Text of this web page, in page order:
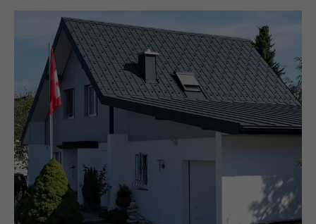
FORMÅL
Bruges som en test, for at kontrollere, om
browseren tillader indstillinger af cookies.
Indeholder ingen identifikatorer.
UDBYDER LinkedIn
FORLØB Session
FORMÅL
Indstilles af LinkedIn, når et websted
indeholder et indlejret "Følg os"-vindue.
UDBYDER LinkedIn
FORLØB 2 år